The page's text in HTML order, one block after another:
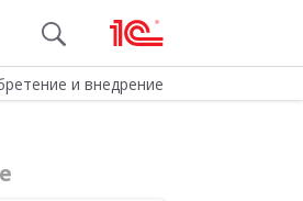
и внедрение